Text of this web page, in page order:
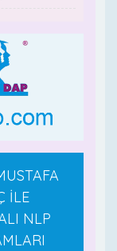
İLE
NLP